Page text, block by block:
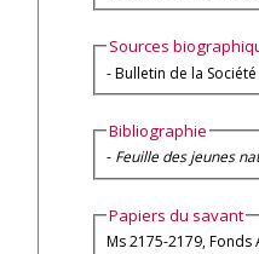
Sources
- Bulletin de la
Bibliographie
- Feuille des jeunes
Papiers du savant
Ms 2175-2179,